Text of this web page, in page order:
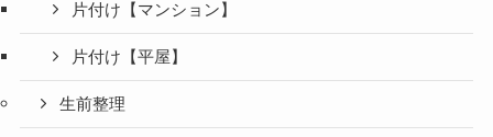
片付け【マンション】
片付け【平屋】
生前整理